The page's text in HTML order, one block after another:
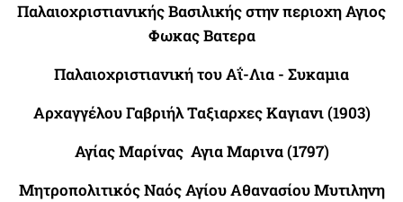
Παλαιοχριστιανικής Βασιλικής στην περιοχη Αγιος
Φωκας Βατερα
Παλαιοχριστιανική του Αΐ-Λια - Συκαμια
Αρχαγγέλου Γαβριήλ Ταξιαρχες Καγιανι (1903)
Αγίας Μαρίνας Αγια Μαρινα (1797)
Μητροπολιτικός Ναός Αγίου Αθανασίου Μυτιληνη